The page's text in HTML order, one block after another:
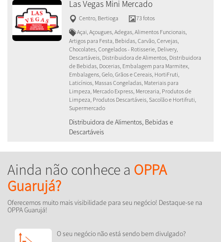
Las Vegas Mini Mercado
Centro, Bertioga
73 fotos
Açai, Açougues, Adegas, Alimentos Funcionais,
Artigos para Festa, Bebidas, Carvão, Cervejas,
Chocolates, Congelados - Rotisserie, Delivery,
Descartáveis, Distribuidora de Alimentos, Distribuidora
de Bebidas, Docerias, Embalagem para Marmitex,
Embalagens, Gelo, Grãos e Cereais, HortiFruti,
Laticínios, Massas Congeladas, Materiais para
Limpeza, Mercado Express, Mercearia, Produtos de
Limpeza, Produtos Descartáveis, Sacolão e Hortifruti,
Supermercado
Distribuidora de Alimentos, Bebidas e
Descartáveis
Ainda não conhece a OPPA
Guarujá?
Oferecemos muito mais visibilidade para seu negócio! Destaque-se na
OPPA Guarujá!
O seu negócio não está sendo bem divulgado?